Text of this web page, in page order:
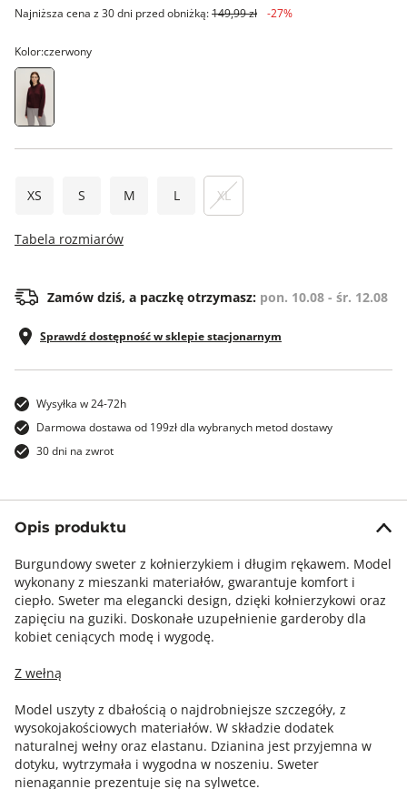
Najniższa cena z 30 dni przed obniżką:149,99 zł -27%
Kolor:czerwony
XS S M L XL
Tabela rozmiarów
Zamów dziś, a paczkę otrzymasz: pon. 10.08 - śr. 12.08
Sprawdź dostępność w sklepie stacjonarnym
Wysyłka w 24-72h
Darmowa dostawa od 199zł dla wybranych metod dostawy
30 dni na zwrot
Opis produktu
Burgundowy sweter z kołnierzykiem i długim rękawem. Model
wykonany z mieszanki materiałów, gwarantuje komfort i
ciepło. Sweter ma elegancki design, dzięki kołnierzykowi oraz
zapięciu na guziki. Doskonałe uzupełnienie garderoby dla
kobiet ceniących modę i wygodę.
Z wełną
Model uszyty z dbałością o najdrobniejsze szczegóły, z
wysokojakościowych materiałów. W składzie dodatek
naturalnej wełny oraz elastanu. Dzianina jest przyjemna w
dotyku, wytrzymała i wygodna w noszeniu. Sweter
nienagannie prezentuje się na sylwetce.